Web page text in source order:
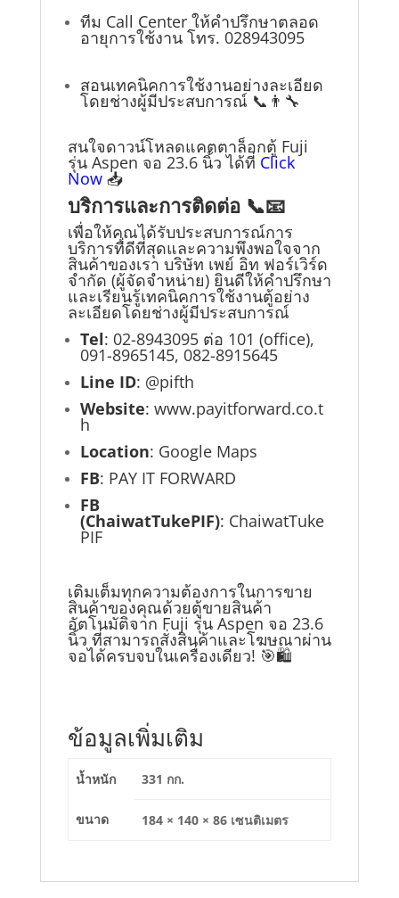
ทีม Call Center ให้คำปรึกษาตลอด
อายุการใช้งาน โทร. 028943095
สอนเทคนิคการใช้งานอย่างละเอียด
โดยช่างผู้มีประสบการณ์ 📞👨‍🔧
สนใจดาวน์โหลดแคตตาล็อกตู้ Fuji
รุ่น Aspen จอ 23.6 นิ้ว ได้ที่ Click
Now📥
บริการและการติดต่อ 📞📧
เพื่อให้คุณได้รับประสบการณ์การ
บริการที่ดีที่สุดและความพึงพอใจจาก
สินค้าของเรา บริษัท เพย์ อิท ฟอร์เวิร์ด
จำกัด (ผู้จัดจำหน่าย) ยินดีให้คำปรึกษา
และเรียนรู้เทคนิคการใช้งานตู้อย่าง
ละเอียดโดยช่างผู้มีประสบการณ์
Tel: 02-8943095 ต่อ 101 (office),
091-8965145, 082-8915645
Line ID: @pifth
Website: www.payitforward.co.t
h
Location: Google Maps
FB: PAY IT FORWARD
FB
(ChaiwatTukePIF): ChaiwatTuke
PIF
เติมเต็มทุกความต้องการในการขาย
สินค้าของคุณด้วยตู้ขายสินค้า
อัตโนมัติจาก Fuji รุ่น Aspen จอ 23.6
นิ้ว ที่สามารถสั่งสินค้าและโฆษณาผ่าน
จอได้ครบจบในเครื่องเดียว! 🎯🛍️
ข้อมูลเพิ่มเติม
น้ำหนัก 331 กก.
ขนาด 184 × 140 × 86 เซนติเมตร